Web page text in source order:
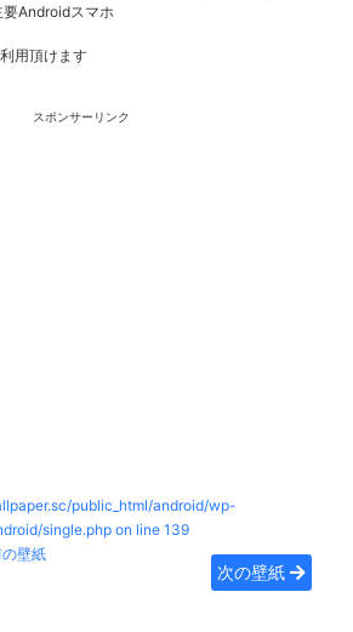
Androidスマホ
用頂けます
スポンサーリンク
public_html/android/wp-
single.php on line 139
壁紙
次の壁紙